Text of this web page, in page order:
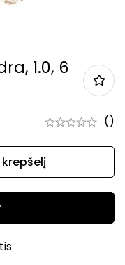
1.0, 6
()
krepšelį